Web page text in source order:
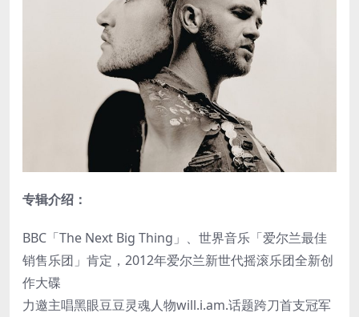
专辑介绍：
BBC「The Next Big Thing」、世界音乐「爱尔兰最佳
销售乐团」肯定，2012年爱尔兰新世代摇滚乐团全新创
作大碟
力邀主唱黑眼豆豆灵魂人物will.i.am.话题跨刀首支冠军